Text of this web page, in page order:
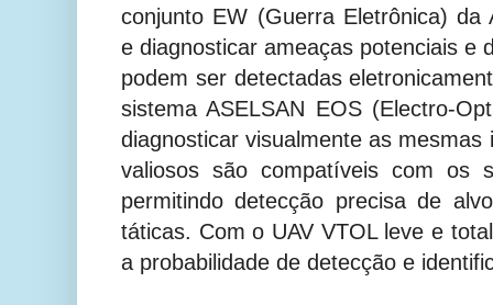
conjunto EW (Guerra Eletrônica) da
e diagnosticar ameaças potenciais e
podem ser detectadas
sistema ASELSAN EOS (Electro-
diagnosticar visualmente as
valiosos são compatíveis com os
permitindo detecção precisa de
táticas. Com o UAV VTOL leve e
a probabilidade de detecção e